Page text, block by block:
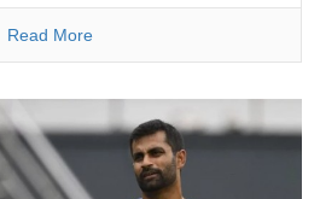
Read More